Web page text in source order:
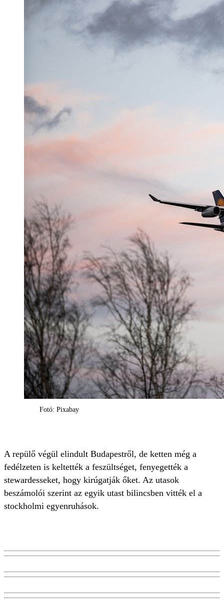
Fotó: Pixabay
A repülő végül elindult Budapestről, de ketten még a
fedélzeten is keltették a feszültséget, fenyegették a
stewardesseket, hogy kirúgatják őket. Az utasok
beszámolói szerint az egyik utast bilincsben vitték el a
stockholmi egyenruhások.